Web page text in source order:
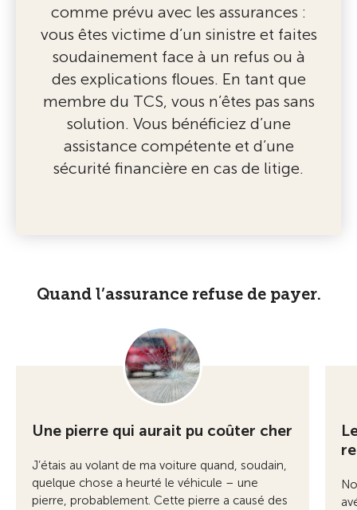
comme prévu avec les assurances :
vous êtes victime d’un sinistre et faites
soudainement face à un refus ou à
des explications floues. En tant que
membre du TCS, vous n’êtes pas sans
solution. Vous bénéficiez d’une
assistance compétente et d’une
sécurité financière en cas de litige.
Quand l’assurance refuse de payer.
Une pierre qui aurait pu coûter cher
J’étais au volant de ma voiture quand, soudain,
quelque chose a heurté le véhicule – une
pierre, probablement. Cette pierre a causé des